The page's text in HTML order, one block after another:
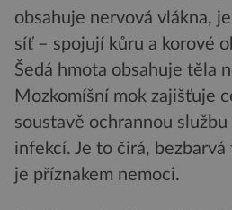
obsahuje nervová vlákna,
síť – spojují kůru a korové
Šedá hmota obsahuje těla
Mozkomíšní mok zajišťuje
soustavě ochrannou
infekcí. Je to čirá,
je příznakem nemoci.